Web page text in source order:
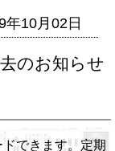
年10月02日
のお知らせ
できます。定期